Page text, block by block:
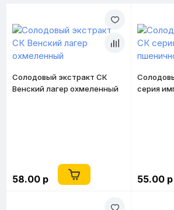
Солодовый экстракт СК
Венский лагер охмеленный
58.00 р
серия
55.00 р